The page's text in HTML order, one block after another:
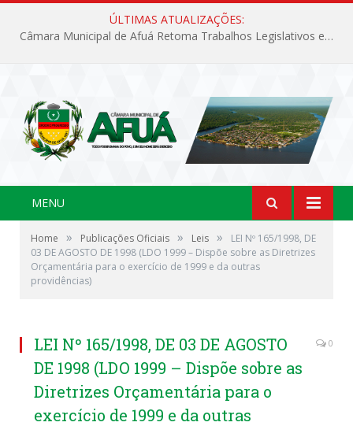
ÚLTIMAS ATUALIZAÇÕES:
Câmara Municipal de Afuá Retoma Trabalhos Legislativos em Sessão Ordinária
MENU
Home » Publicações Oficiais » Leis »
LEI Nº 165/1998, DE
03 DE AGOSTO DE 1998 (LDO 1999 – Dispõe sobre as Diretrizes
Orçamentária para o exercício de 1999 e da outras
providências)
LEI Nº 165/1998, DE 03 DE AGOSTO
DE 1998 (LDO 1999 – Dispõe sobre as
Diretrizes Orçamentária para o
exercício de 1999 e da outras
0